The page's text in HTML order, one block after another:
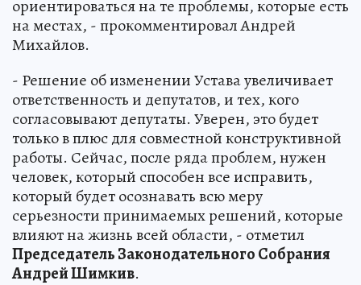
ориентироваться на те проблемы, которые есть
на местах, - прокомментировал Андрей
Михайлов.
- Решение об изменении Устава увеличивает
ответственность и депутатов, и тех, кого
согласовывают депутаты. Уверен, это будет
только в плюс для совместной конструктивной
работы. Сейчас, после ряда проблем, нужен
человек, который способен все исправить,
который будет осознавать всю меру
серьезности принимаемых решений, которые
влияют на жизнь всей области, - отметил
Председатель Законодательного Собрания
Андрей Шимкив.